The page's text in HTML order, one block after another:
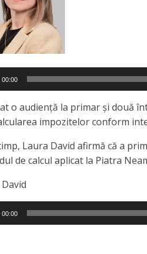
00:00
o audiență la primar și două
impozitelor conform
Laura David afirmă că a
de calcul aplicat la Piatra
00:00